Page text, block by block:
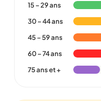
15 – 29 ans
30 – 44 ans
45 – 59 ans
60 – 74 ans
75 ans et +